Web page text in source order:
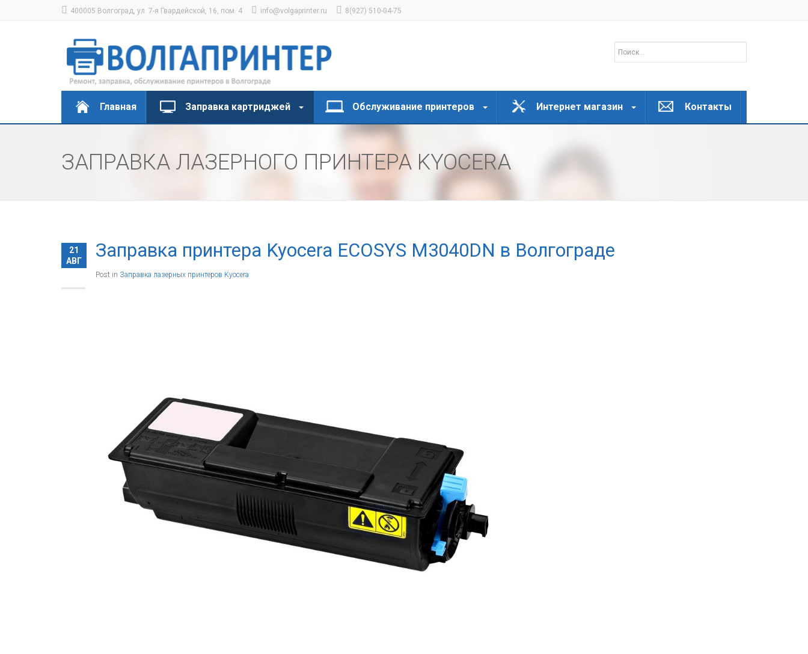
400005 Волгоград, ул. 7-я Гвардейской, 16, пом. 4 info@volgaprinter.ru 8(927) 510-04-75
Главная Заправка картриджей Обслуживание принтеров Интернет магазин Контакты
ЗАПРАВКА ЛАЗЕРНОГО ПРИНТЕРА KYOCERA
21
АВГ
Заправка принтера Kyocera ECOSYS M3040DN в Волгограде
Post in Заправка лазерных принтеров Kyocera